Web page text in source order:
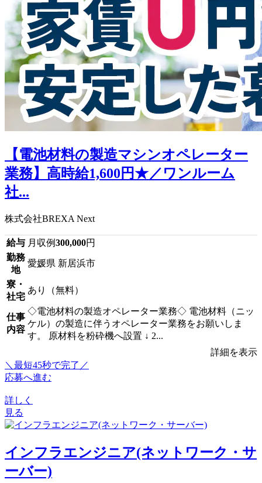
【電池材料の製造マシンオペレーター
業務】高時給1,600円★／ワンルーム
社...
株式会社BREXA Next
給与 月収例300,000円
勤務
地
愛媛県 新居浜市
寮・
社宅
あり（無料）
仕事
内容
◇電池材料の製造オペレーター業務◇ 電池材料（ニッ
ケル）の製造に伴うオペレーター業務をお願いしま
す。 原材料を粉砕機へ設置 ↓ 2...
詳細を表示
＼最短45秒で完了／
応募へ進む
詳しく
見る
インフラエンジニア(ネットワーク・サ
ーバー)